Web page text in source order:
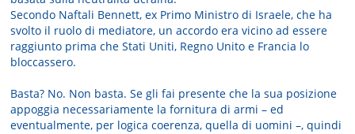
Secondo Naftali Bennett, ex Primo Ministro di Israele, che ha
svolto il ruolo di mediatore, un accordo era vicino ad essere
raggiunto prima che Stati Uniti, Regno Unito e Francia lo
bloccassero.
Basta? No. Non basta. Se gli fai presente che la sua posizione
appoggia necessariamente la fornitura di armi – ed
eventualmente, per logica coerenza, quella di uomini –, quindi